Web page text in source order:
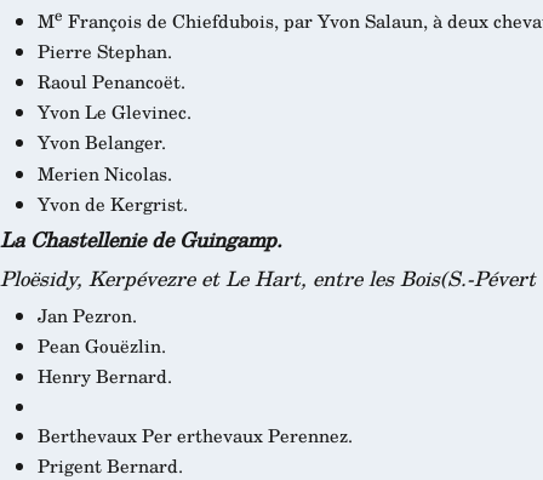
Me François de Chiefdubois, par Yvon Salaun, à deux
Pierre Stephan.
Raoul Penancoët.
Yvon Le Glevinec.
Yvon Belanger.
Merien Nicolas.
Yvon de Kergrist.
La Chastellenie de Guingamp.
Ploësidy, Kerpévezre et Le Hart, entre les Bois(S.-
Jan Pezron.
Pean Gouëzlin.
Henry Bernard.
Berthevaux Pererthevaux Perennez.
Prigent Bernard.